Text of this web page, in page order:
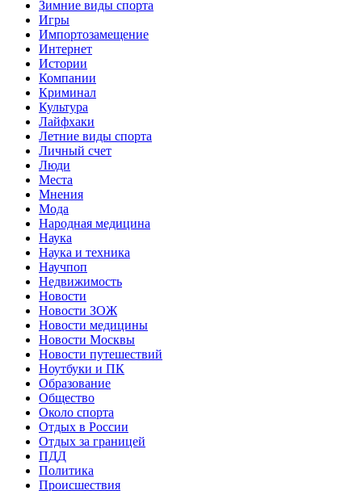
Зимние виды спорта
Игры
Импортозамещение
Интернет
Истории
Компании
Криминал
Культура
Лайфхаки
Летние виды спорта
Личный счет
Люди
Места
Мнения
Мода
Народная медицина
Наука
Наука и техника
Научпоп
Недвижимость
Новости
Новости ЗОЖ
Новости медицины
Новости Москвы
Новости путешествий
Ноутбуки и ПК
Образование
Общество
Около спорта
Отдых в России
Отдых за границей
ПДД
Политика
Происшествия